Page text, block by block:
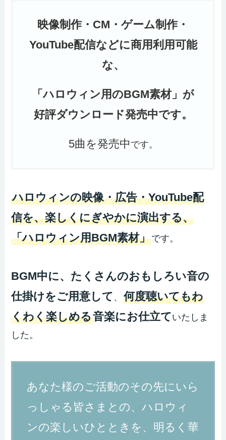
映像制作・CM・ゲーム制作・
YouTube配信などに商用利用可能
な、
「ハロウィン用のBGM素材」が
好評ダウンロード発売中です。
5曲を発売中 です。
ハロウィンの映像・広告・YouTube配
信を、楽しくにぎやかに演出する、
「ハロウィン用BGM素材」です。
BGM中に、たくさんのおもしろい音の
仕掛けをご用意して 、何度聴いてもわ
くわく楽しめる音楽にお仕立ていたしま
した。
あなた様のご活動のその先にいら
っしゃる皆さまとの、ハロウィ
ンの楽しいひとときを、明るく華